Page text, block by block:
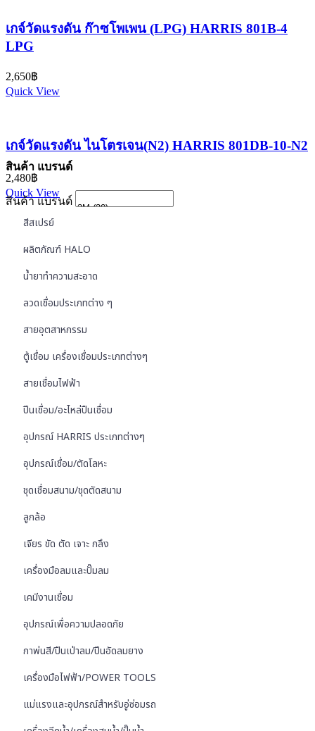
เกจ์วัดแรงดัน ก๊าซโพเพน (LPG) HARRIS 801B-4
LPG
2,650฿
Quick View
เกจ์วัดแรงดัน ไนโตรเจน(N2) HARRIS 801DB-10-N2
2,480฿
Quick View
สินค้า แบรนด์
สินค้า แบรนด์
สีสเปรย์
ผลิตภัณฑ์ HALO
น้ำยาทำความสะอาด
ลวดเชื่อมประเภทต่าง ๆ
สายอุตสาหกรรม
ตู้เชื่อม เครื่องเชื่อมประเภทต่างๆ
สายเชื่อมไฟฟ้า
ปืนเชื่อม/อะไหล่ปืนเชื่อม
อุปกรณ์ HARRIS ประเภทต่างๆ
อุปกรณ์เชื่อม/ตัดโลหะ
ชุดเชื่อมสนาม/ชุดตัดสนาม
ลูกล้อ
เจียร ขัด ตัด เจาะ กลึง
เครื่องมือลมและปั๊มลม
เคมีงานเชื่อม
อุปกรณ์เพื่อความปลอดภัย
กาพ่นสี/ปืนเป่าลม/ปืนอัดลมยาง
เครื่องมือไฟฟ้า/POWER TOOLS
แม่แรงและอุปกรณ์สำหรับอู่ซ่อมรถ